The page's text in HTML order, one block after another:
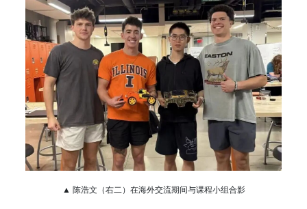
▲ 陈浩文（右二）在海外交流期间与课程小组合影